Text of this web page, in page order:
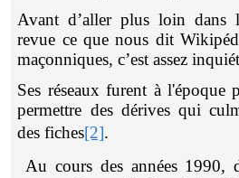
Avant d’aller plus loin dans
revue ce que nous dit
maçonniques, c’est assez
Ses réseaux furent à l'époque
permettre des dérives qui
des fiches[2].
Au cours des années 1990,